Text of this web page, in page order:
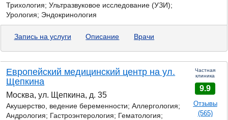
Трихология; Ультразвуковое исследование (УЗИ);
Урология; Эндокринология
Запись на услуги Описание Врачи
Европейский медицинский центр на ул.
Щепкина
Москва, ул. Щепкина, д. 35
Акушерство, ведение беременности; Аллергология;
Андрология; Гастроэнтерология; Гематология;
Частная
клиника
9.9
Отзывы
(565)